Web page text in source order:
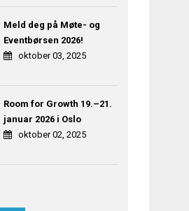
Meld deg på Møte- og
Eventbørsen 2026!
oktober 03, 2025
Room for Growth 19.–21.
januar 2026 i Oslo
oktober 02, 2025